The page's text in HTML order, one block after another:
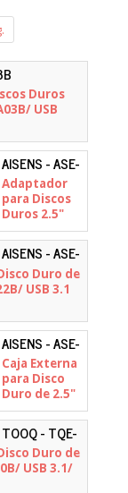
Duros
USB
AISENS - ASE-
25C04B
Adaptador
para Discos
Duros 2.5"
Aisens ASE-
25C04B/ USB
Tipo-C 3.1
Macho - SATA
AISENS - ASE-
2522BDuro de
USB 3.1
AISENS - ASE-
2520B
Caja Externa
para Disco
Duro de 2.5"
Aisens ASE-
2520B/ USB
3.1/ Sin
tornillos
TOOQ - TQE-
2500BDuro de
USB 3.1/